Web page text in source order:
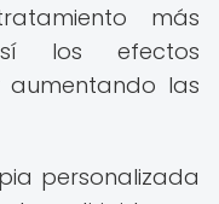
más
los efectos
aumentando las
personalizada